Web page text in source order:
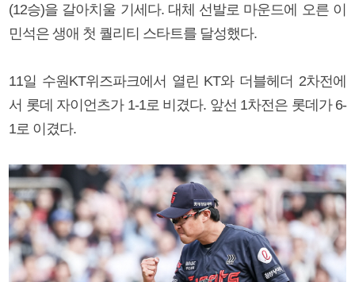
(12승)을 갈아치울 기세다. 대체 선발로 마운드에 오른 이
민석은 생애 첫 퀄리티 스타트를 달성했다.
11일 수원KT위즈파크에서 열린 KT와 더블헤더 2차전에
서 롯데 자이언츠가 1-1로 비겼다. 앞선 1차전은 롯데가 6-
1로 이겼다.